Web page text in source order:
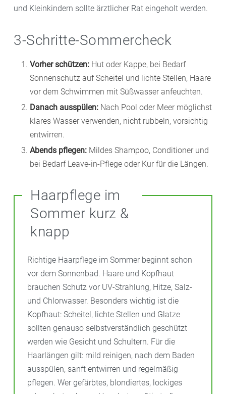
und Kleinkindern sollte ärztlicher Rat eingeholt werden.
3-Schritte-Sommercheck
Vorher schützen: Hut oder Kappe, bei Bedarf
Sonnenschutz auf Scheitel und lichte Stellen, Haare
vor dem Schwimmen mit Süßwasser anfeuchten.
Danach ausspülen: Nach Pool oder Meer möglichst
klares Wasser verwenden, nicht rubbeln, vorsichtig
entwirren.
Abends pflegen: Mildes Shampoo, Conditioner und
bei Bedarf Leave-in-Pflege oder Kur für die Längen.
Haarpflege im
Sommer kurz &
knapp
Richtige Haarpflege im Sommer beginnt schon
vor dem Sonnenbad. Haare und Kopfhaut
brauchen Schutz vor UV-Strahlung, Hitze, Salz-
und Chlorwasser. Besonders wichtig ist die
Kopfhaut: Scheitel, lichte Stellen und Glatze
sollten genauso selbstverständlich geschützt
werden wie Gesicht und Schultern. Für die
Haarlängen gilt: mild reinigen, nach dem Baden
ausspülen, sanft entwirren und regelmäßig
pflegen. Wer gefärbtes, blondiertes, lockiges